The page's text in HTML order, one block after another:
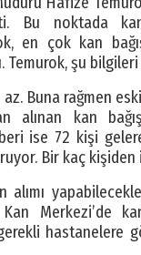
Bu noktada
en çok kan
Temurok, şu
Buna rağmen
alınan kan
ise 72 kişi
Bir kaç kişiden
Merkezi’de